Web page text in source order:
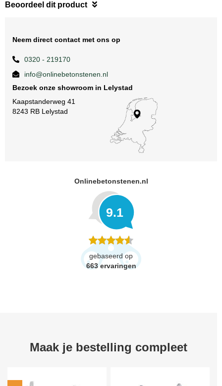
Beoordeel dit product
Neem direct contact met ons op
0320 - 219170
info@onlinebetonstenen.nl
Bezoek onze showroom in Lelystad
Kaapstanderweg 41
8243 RB Lelystad
Onlinebetonstenen.nl
9.1
gebaseerd op
663 ervaringen
Maak je bestelling compleet